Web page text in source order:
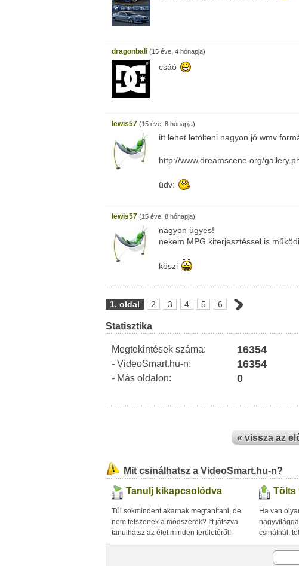
dragonbali (15 éve, 4 hónapja)
csáó
lewis57 (15 éve, 8 hónapja)
itt lehet letölteni nagyon jó wmv
http://www.dreamscene.org/
üdv:
lewis57 (15 éve, 8 hónapja)
nagyon ügyes!
nekem MPG kiterjesztéssel is
köszi
1. oldal 2 3 4 5 6
Statisztika
Megtekintések száma: 16354
- VideoSmart.hu-n: 16354
- Más oldalon: 0
« vissza az
Mit csinálhatsz a VideoSmart.hu-n?
Tanulj kikapcsolódva
Túl sokmindent akarnak megtanítani, de
nem tetszenek a módszerek? Itt játszva
tanulhatsz az élet minden területéről!
Tölts
Ha van
csinálnál,